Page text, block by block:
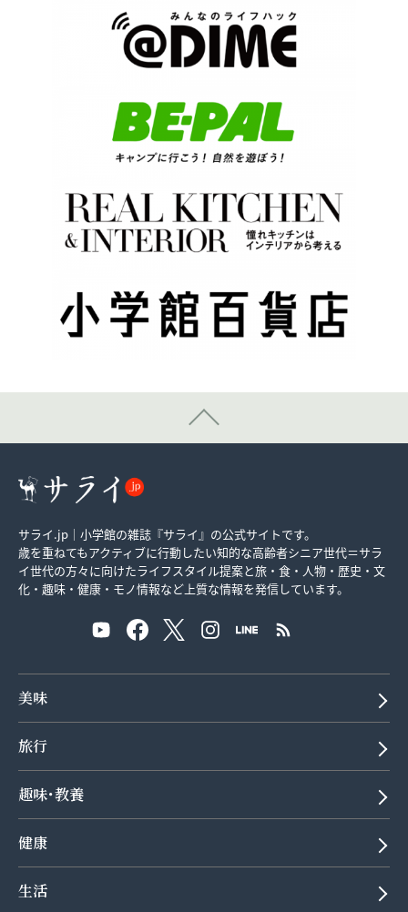
サライ.jp｜小学館の雑誌『サライ』の公式サイトです。
歳を重ねてもアクティブに行動したい知的な高齢者シニア世代＝サラ
イ世代の方々に向けたライフスタイル提案と旅・食・人物・歴史・文
化・趣味・健康・モノ情報など上質な情報を発信しています。
美味
旅行
趣味･教養
健康
生活